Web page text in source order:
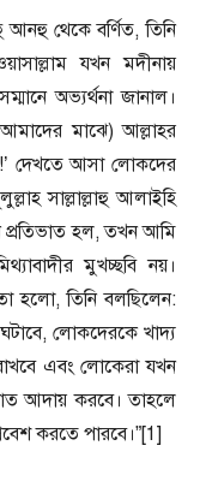
আনহু থেকে বর্ণিত, তিনি
যখন মদীনায়
অভ্যর্থনা জানাল।
মাঝে) আল্লাহর
দেখতে আসা লোকদের
সাল্লাল্লাহু আলাইহি
প্রতিভাত হল, তখন আমি
মুখচ্ছবি নয়।
হলো, তিনি বলছিলেন:
লোকদেরকে খাদ্য
এবং লোকেরা যখন
আদায় করবে। তাহলে
করতে পারবে।”[1]